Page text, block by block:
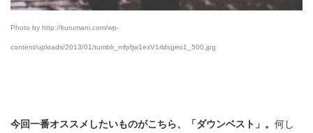
Photo by http://kurumani.com/wp-
content/uploads/2013/01/tumblr_mfpfjw1exV1rldsgeo1_500.jpg
今回一番オススメしたいものがこちら、「ダウンベスト」。 何し